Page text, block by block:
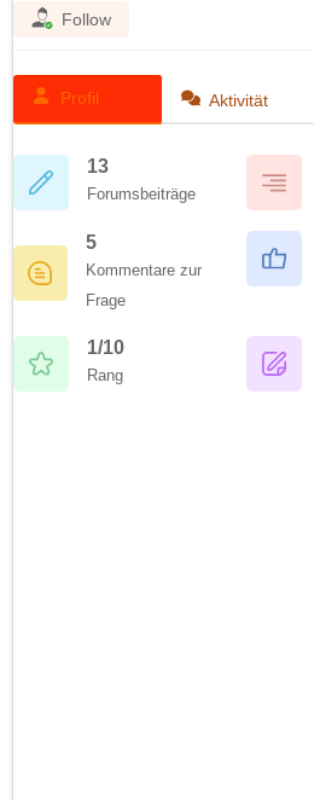
Follow
Profil Aktivität
13
Forumsbeiträge
5
Kommentare zur
Frage
1/10
Rang